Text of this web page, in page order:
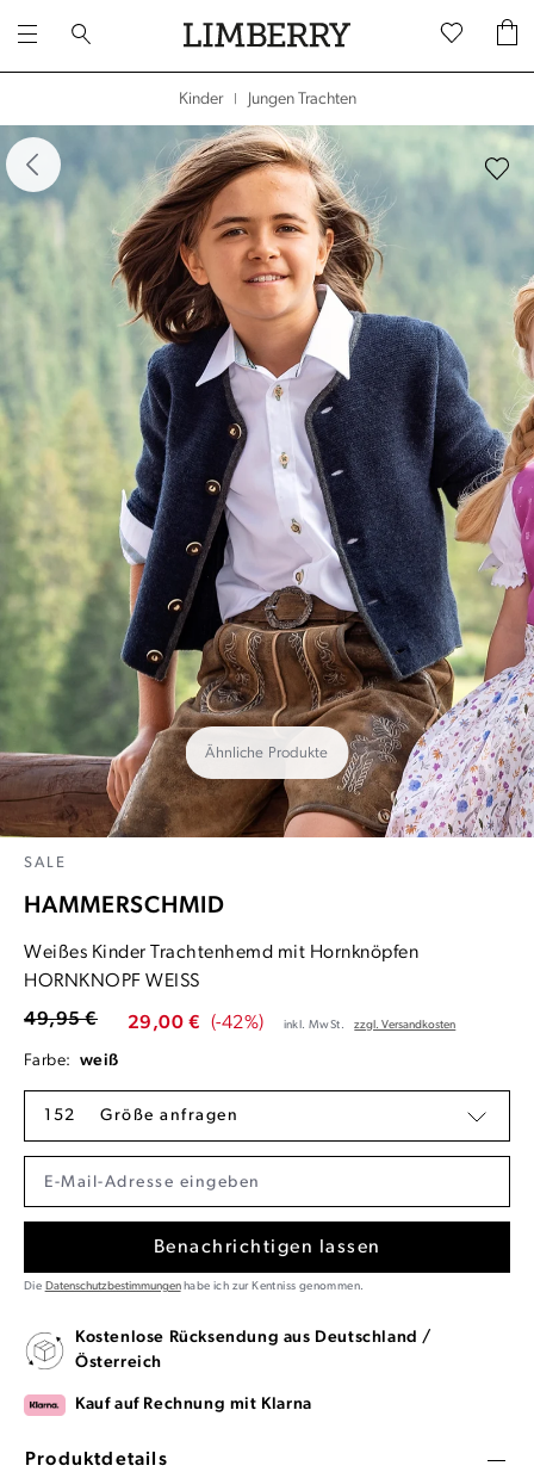
Kinder Jungen Trachten
überspringen
Ähnliche Produkte
SALE
HAMMERSCHMID
Weißes Kinder Trachtenhemd mit Hornknöpfen
HORNKNOPF WEISS
29,00 € (-42%)
49,95 € inkl. MwSt. zzgl. Versandkosten
Farbe: weiß
152 Größe anfragen
Benachrichtigen lassen
Die Datenschutzbestimmungenhabe ich zur Kentniss genommen.
Kostenlose Rücksendung aus Deutschland /
Österreich
Kauf auf Rechnung mit Klarna
Produktdetails